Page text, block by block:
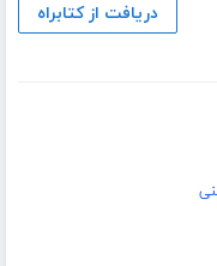
دریافت از کتابراه